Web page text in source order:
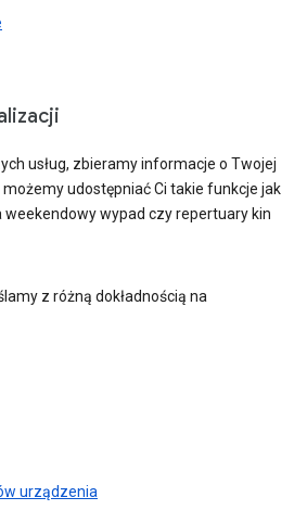
usług, zbieramy informacje o Twojej
możemy udostępniać Ci takie funkcje jak
wypad czy repertuary kin
z różną dokładnością na
urządzenia